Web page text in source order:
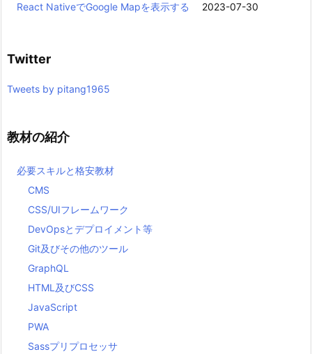
React NativeでGoogle Mapを表示する
2023-07-30
Twitter
Tweets by pitang1965
教材の紹介
必要スキルと格安教材
CMS
CSS/UIフレームワーク
DevOpsとデプロイメント等
Git及びその他のツール
GraphQL
HTML及びCSS
JavaScript
PWA
Sassプリプロセッサ